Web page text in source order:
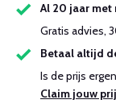
Al 20 jaar met
Gratis advies,
Betaal altijd
Is de prijs
Claim jouw